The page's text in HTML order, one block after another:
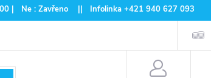
| Ne : Zavřeno || Infolinka +421 940 627 093